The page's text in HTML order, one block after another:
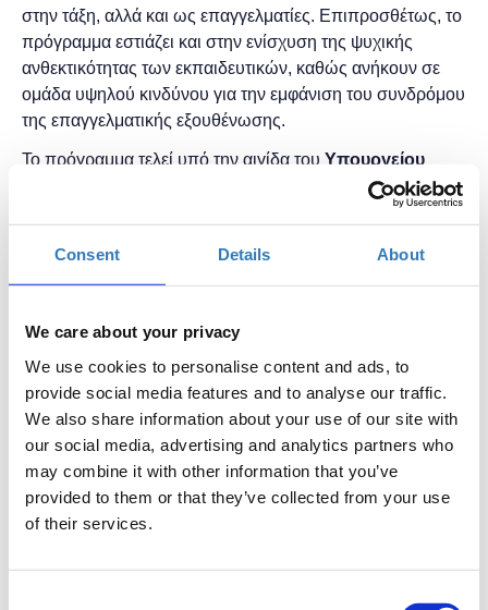
Consent Details About
We care about your privacy
We use cookies to personalise content and ads, to
provide social media features and to analyse our traffic.
We also share information about your use of our site with
our social media, advertising and analytics partners who
may combine it with other information that you’ve
provided to them or that they’ve collected from your use
of their services.
στην τάξη, αλλά και ως επαγγελματίες. Επιπροσθέτως, το
πρόγραμμα εστιάζει και στην ενίσχυση της ψυχικής
ανθεκτικότητας των εκπαιδευτικών, καθώς ανήκουν σε
ομάδα υψηλού κινδύνου για την εμφάνιση του συνδρόμου
της επαγγελματικής εξουθένωσης.
Το πρόγραμμα τελεί υπό την αιγίδα του Υπουργείου
Οι συμμετέχοντες του προγράμματος θα κληθούν να
παρακολουθήσουν τα δωρεάν σεμινάρια και των
3. Ψυχική Ενδυνάμωση
4. Ενδυνάμωση στη Σχολική Κοινότητα
Πρόγραμμα μαθημάτων
1η εβδομάδα